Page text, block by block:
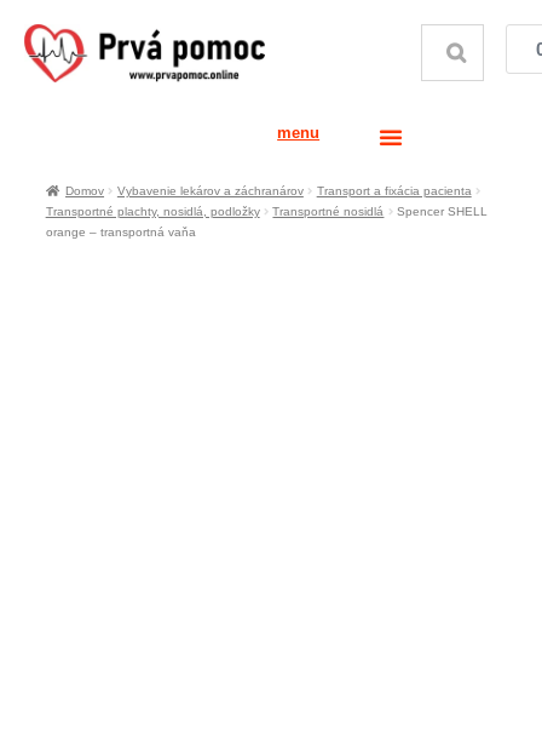
menu
Domov Vybavenie lekárov a záchranárov
Transport a fixácia pacienta
Transportné plachty, nosidlá, podložky
Transportné nosidlá
Spencer SHELL
orange – transportná vaňa